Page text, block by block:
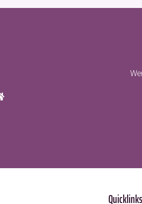
Quicklinks